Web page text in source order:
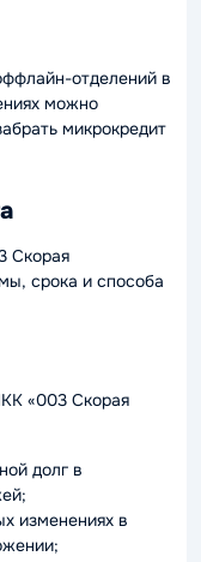
отделений в
можно
микрокредит
Скорая
срока и способа
«003 Скорая
долг в
изменениях в